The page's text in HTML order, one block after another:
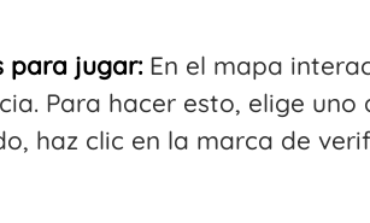
para jugar: En el mapa
Para hacer esto, elige
haz clic en la marca de